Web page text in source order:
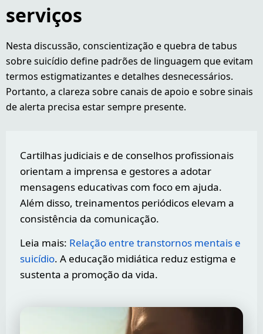
serviços
Nesta discussão, conscientização e quebra de tabus
sobre suicídio define padrões de linguagem que evitam
termos estigmatizantes e detalhes desnecessários.
Portanto, a clareza sobre canais de apoio e sobre sinais
de alerta precisa estar sempre presente.
Cartilhas judiciais e de conselhos profissionais
orientam a imprensa e gestores a adotar
mensagens educativas com foco em ajuda.
Além disso, treinamentos periódicos elevam a
consistência da comunicação.
Leia mais: Relação entre transtornos mentais e
suicídio. A educação midiática reduz estigma e
sustenta a promoção da vida.